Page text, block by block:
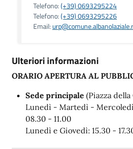
Telefono:(+39) 0693295224
Telefono:(+39) 0693295226
Email:
Ulteriori informazioni
ORARIO APERTURA AL
Sede principale (Piazza
Lunedì - Martedì -
08.30 - 11.00
Lunedì e Giovedì: 15.30 -